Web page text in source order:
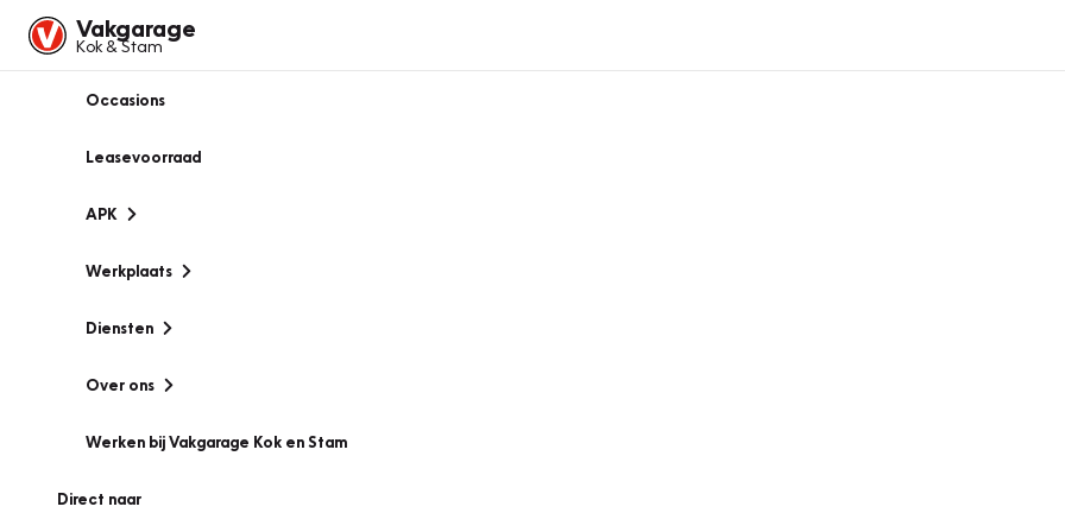
Vakgarage
Kok & Stam
Occasions
Leasevoorraad
APK
Werkplaats
Diensten
Over ons
Werken bij Vakgarage Kok en Stam
Direct naar